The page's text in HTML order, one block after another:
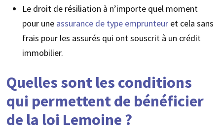
Le droit de résiliation à n’importe quel moment
pour une assurance de type emprunteuret cela sans
frais pour les assurés qui ont souscrit à un crédit
immobilier.
Quelles sont les conditions
qui permettent de bénéficier
de la loi Lemoine ?